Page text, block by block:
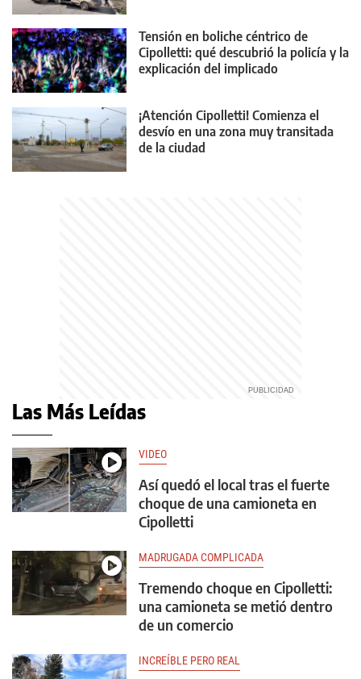
Tensión en boliche céntrico de
Cipolletti: qué descubrió la policía y la
explicación del implicado
¡Atención Cipolletti! Comienza el
desvío en una zona muy transitada
de la ciudad
Las Más Leídas
VIDEO
Así quedó el local tras el fuerte
choque de una camioneta en
Cipolletti
MADRUGADA COMPLICADA
Tremendo choque en Cipolletti:
una camioneta se metió dentro
de un comercio
INCREÍBLE PERO REAL